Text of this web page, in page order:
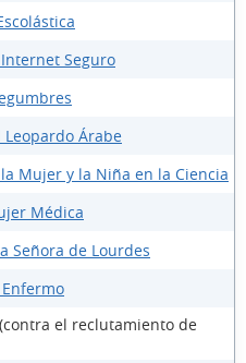
Seguro
Árabe
Mujer y la Niña en la Ciencia
Médica
Señora de Lourdes
el reclutamiento de